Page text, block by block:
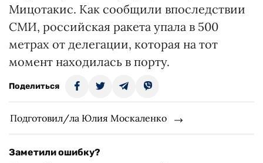
Мицотакис. Как сообщили впоследствии
СМИ, российская ракета упала в 500
метрах от делегации, которая на тот
момент находилась в порту.
Поделиться
Подготовил/ла Юлия Москаленко
Заметили ошибку?